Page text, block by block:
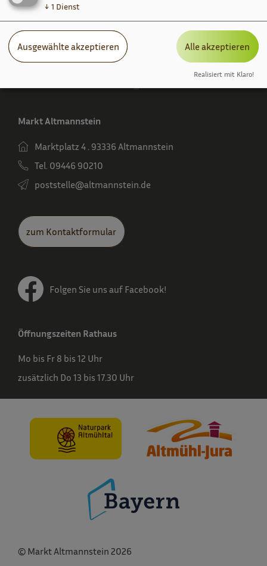
Markt Altmannstein
Marktplatz 4 . 93336 Altmannstein
Tel. 09446 90210
poststelle­@altmannstein.de
zum Kontaktformular
Folgen Sie uns auf Facebook!
Öffnungszeiten Rathaus
Mo bis Fr 8 bis 12 Uhr
zusätzlich Do 13 bis 17.30 Uhr
© Markt Altmannstein 2026
↓ 1 Dienst
Ausgewählte akzeptieren Alle akzeptieren
Realisiert mit Klaro!